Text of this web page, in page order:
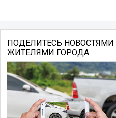
ПОДЕЛИТЕСЬ НОВОСТЯМИ
ЖИТЕЛЯМИ ГОРОДА